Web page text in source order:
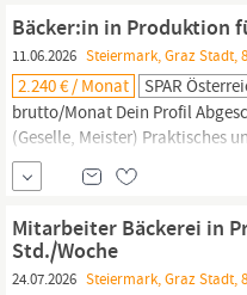
Unser Angebot Mehr im
Bäcker:in in Produktion
11.06.2026 Steiermark, Graz Stadt,
2.240 € / Monat SPAR
brutto/Monat Dein Profil
(Geselle, Meister) Praktisches
hohes Maß an
Verantwortungsbewusstsein
Sauberkeit und ein gepflegtes
eine einwandfreie
Leumund Gültige...
Mitarbeiter Bäckerei in
Std./Woche
24.07.2026 Steiermark, Graz Stadt,